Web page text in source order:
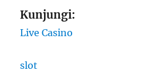
Kunjungi:
Live Casino
slot